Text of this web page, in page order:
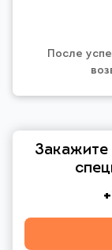
После
Закажите